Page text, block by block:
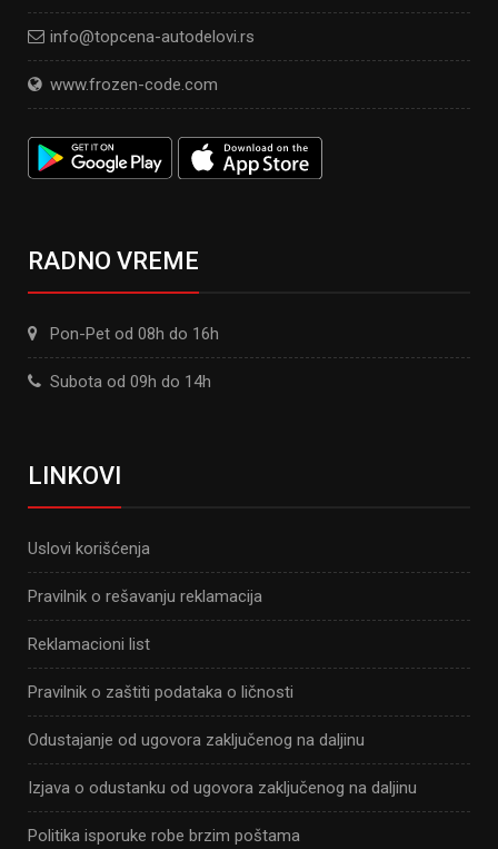
info@topcena-autodelovi.rs
www.frozen-code.com
RADNO VREME
Pon-Pet od 08h do 16h
Subota od 09h do 14h
LINKOVI
Uslovi korišćenja
Pravilnik o rešavanju reklamacija
Reklamacioni list
Pravilnik o zaštiti podataka o ličnosti
Odustajanje od ugovora zaključenog na daljinu
Izjava o odustanku od ugovora zaključenog na daljinu
Politika isporuke robe brzim poštama